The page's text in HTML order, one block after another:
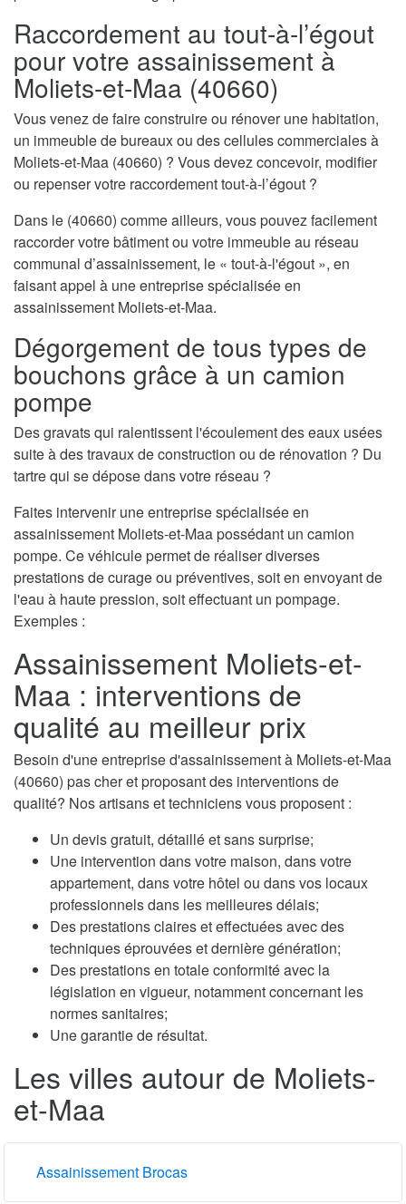
Raccordement au tout-à-l’égout
pour votre assainissement à
Moliets-et-Maa (40660)
Vous venez de faire construire ou rénover une habitation,
un immeuble de bureaux ou des cellules commerciales à
Moliets-et-Maa (40660) ? Vous devez concevoir, modifier
ou repenser votre raccordement tout-à-l’égout ?
Dans le (40660) comme ailleurs, vous pouvez facilement
raccorder votre bâtiment ou votre immeuble au réseau
communal d’assainissement, le « tout-à-l'égout », en
faisant appel à une entreprise spécialisée en
assainissement Moliets-et-Maa.
Dégorgement de tous types de
bouchons grâce à un camion
pompe
Des gravats qui ralentissent l'écoulement des eaux usées
suite à des travaux de construction ou de rénovation ? Du
tartre qui se dépose dans votre réseau ?
Faites intervenir une entreprise spécialisée en
assainissement Moliets-et-Maa possédant un camion
pompe. Ce véhicule permet de réaliser diverses
prestations de curage ou préventives, soit en envoyant de
l'eau à haute pression, soit effectuant un pompage.
Exemples :
Assainissement Moliets-et-
Maa : interventions de
qualité au meilleur prix
Besoin d'une entreprise d'assainissement à Moliets-et-Maa
(40660) pas cher et proposant des interventions de
qualité? Nos artisans et techniciens vous proposent :
Un devis gratuit, détaillé et sans surprise;
Une intervention dans votre maison, dans votre
appartement, dans votre hôtel ou dans vos locaux
professionnels dans les meilleures délais;
Des prestations claires et effectuées avec des
techniques éprouvées et dernière génération;
Des prestations en totale conformité avec la
législation en vigueur, notamment concernant les
normes sanitaires;
Une garantie de résultat.
Les villes autour de Moliets-
et-Maa
Assainissement Brocas